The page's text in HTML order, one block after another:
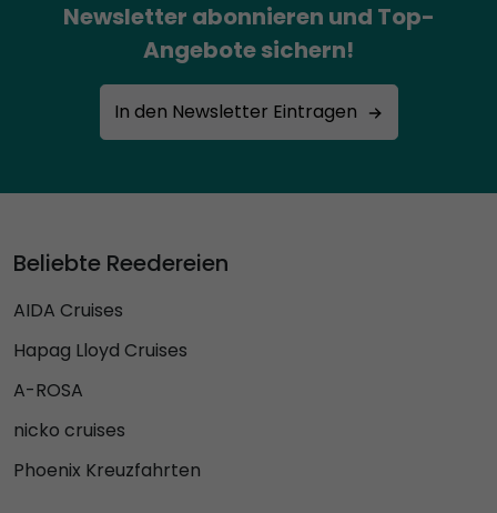
Newsletter abonnieren und Top-
Angebote sichern!
In den Newsletter Eintragen
Beliebte Reedereien
AIDA Cruises
Hapag Lloyd Cruises
A-ROSA
nicko cruises
Phoenix Kreuzfahrten